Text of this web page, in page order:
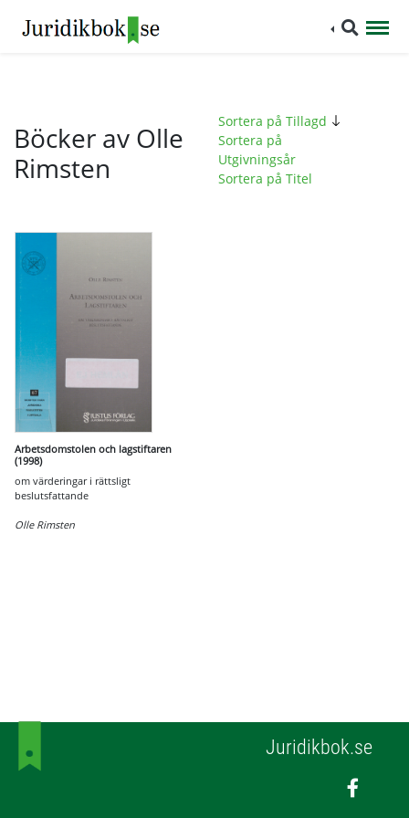
Böcker av Olle
Rimsten
Sortera på Tillagd
Sortera på
Utgivningsår
Sortera på Titel
Arbetsdomstolen och lagstiftaren
(1998)
om värderingar i rättsligt
beslutsfattande
Olle Rimsten
Juridikbok.se